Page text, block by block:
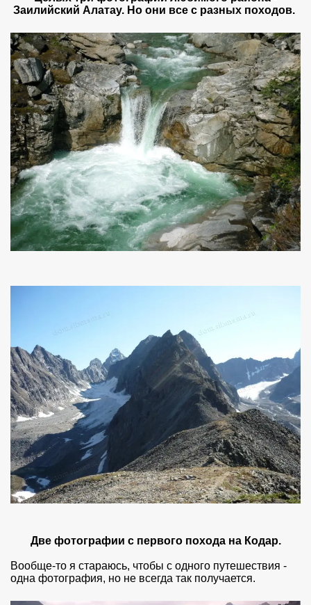
Заилийский Алатау. Но они все с разных походов.
Две фотографии с первого похода на Кодар.
Вообще-то я стараюсь, чтобы с одного путешествия -
одна фотография, но не всегда так получается.